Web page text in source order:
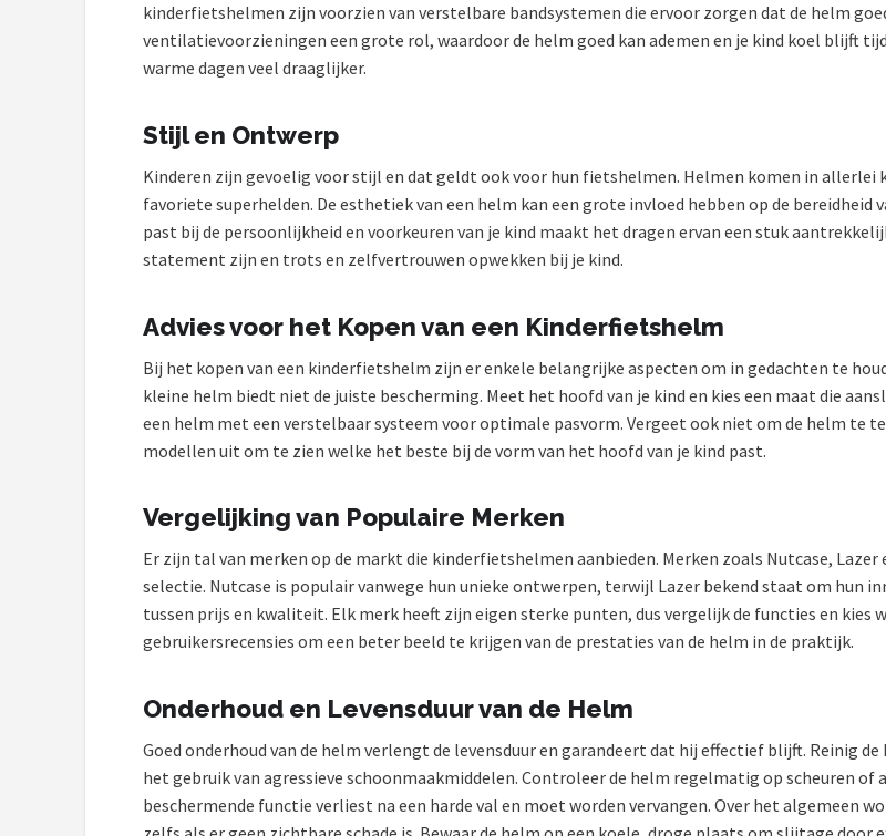
kinderfietshelmen zijn voorzien van verstelbare bandsystemen die ervoor zorgen dat de helm
ventilatievoorzieningen een grote rol, waardoor de helm goed kan ademen en je kind koel blijft
warme dagen veel draaglijker.
Stijl en Ontwerp
Kinderen zijn gevoelig voor stijl en dat geldt ook voor hun fietshelmen. Helmen komen in
favoriete superhelden. De esthetiek van een helm kan een grote invloed hebben op de bereidheid
past bij de persoonlijkheid en voorkeuren van je kind maakt het dragen ervan een stuk
statement zijn en trots en zelfvertrouwen opwekken bij je kind.
Advies voor het Kopen van een Kinderfietshelm
Bij het kopen van een kinderfietshelm zijn er enkele belangrijke aspecten om in gedachten te
kleine helm biedt niet de juiste bescherming. Meet het hoofd van je kind en kies een maat die
een helm met een verstelbaar systeem voor optimale pasvorm. Vergeet ook niet om de helm te
modellen uit om te zien welke het beste bij de vorm van het hoofd van je kind past.
Vergelijking van Populaire Merken
Er zijn tal van merken op de markt die kinderfietshelmen aanbieden. Merken zoals Nutcase,
selectie. Nutcase is populair vanwege hun unieke ontwerpen, terwijl Lazer bekend staat om hun
tussen prijs en kwaliteit. Elk merk heeft zijn eigen sterke punten, dus vergelijk de functies en kies
gebruikersrecensies om een beter beeld te krijgen van de prestaties van de helm in de praktijk.
Onderhoud en Levensduur van de Helm
Goed onderhoud van de helm verlengt de levensduur en garandeert dat hij effectief blijft. Reinig
het gebruik van agressieve schoonmaakmiddelen. Controleer de helm regelmatig op scheuren of
beschermende functie verliest na een harde val en moet worden vervangen. Over het algemeen